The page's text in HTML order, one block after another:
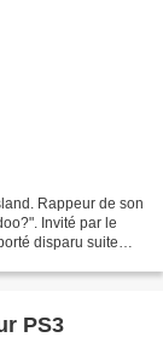
Rappeur de son
Invité par le
disparu suite
PS3